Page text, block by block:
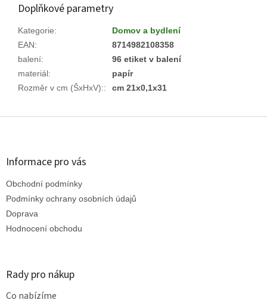
Doplňkové parametry
Kategorie:
Domov a bydlení
EAN:
8714982108358
balení:
96 etiket v balení
materiál:
papír
Rozměr v cm (ŠxHxV):: cm 21x0,1x31
Z
Informace pro vás
Obchodní podmínky
Podmínky ochrany osobních údajů
Doprava
Hodnocení obchodu
Rady pro nákup
Co nabízíme